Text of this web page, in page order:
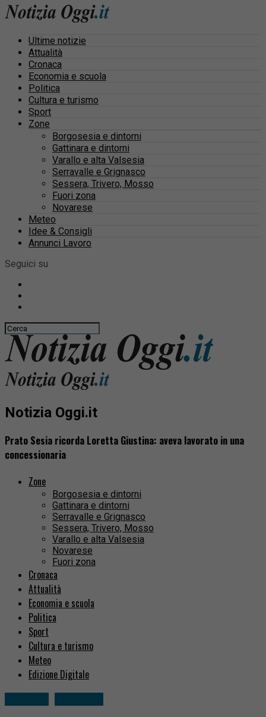
Ultime notizie
Attualità
Cronaca
Economia e scuola
Politica
Cultura e turismo
Sport
Zone
Borgosesia e dintorni
Gattinara e dintorni
Varallo e alta Valsesia
Serravalle e Grignasco
Sessera, Trivero, Mosso
Fuori zona
Novarese
Meteo
Idee & Consigli
Annunci Lavoro
Seguici su
Notizia Oggi.it
Prato Sesia ricorda Loretta Giustina: aveva lavorato in una
concessionaria
Zone
Borgosesia e dintorni
Gattinara e dintorni
Serravalle e Grignasco
Sessera, Trivero, Mosso
Varallo e alta Valsesia
Novarese
Fuori zona
Cronaca
Attualità
Economia e scuola
Politica
Sport
Cultura e turismo
Meteo
Edizione Digitale